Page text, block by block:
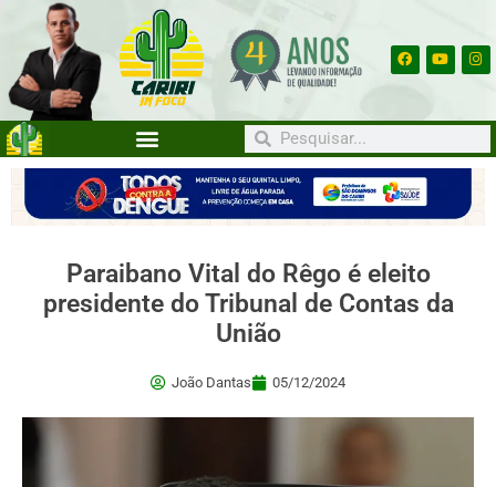
Paraibano Vital do Rêgo é eleito
presidente do Tribunal de Contas da
União
João Dantas 05/12/2024